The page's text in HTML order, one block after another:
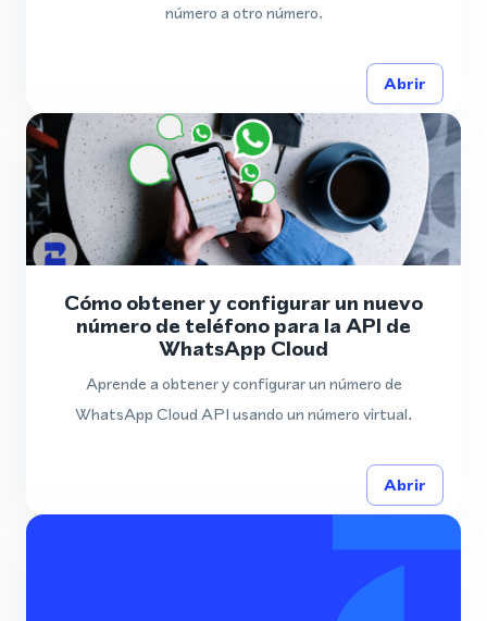
número a otro número.
Abrir
Cómo obtener y configurar un nuevo
número de teléfono para la API de
WhatsApp Cloud
Aprende a obtener y configurar un número de
WhatsApp Cloud API usando un número virtual.
Abrir